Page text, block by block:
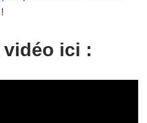
vidéo ici :